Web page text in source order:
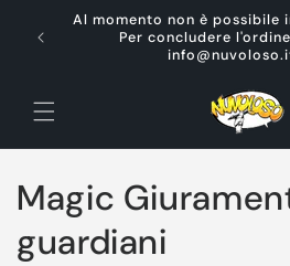
direttamente
ai contenuti
Al momento non è possibile
Per concludere
C
o
Magic
guardiani